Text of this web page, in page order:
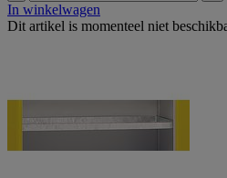
In winkelwagen
Dit artikel is momenteel niet